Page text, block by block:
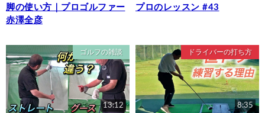
脚の使い方｜プロゴルファー
赤澤全彦
プロのレッスン #43
ゴルフの雑談
13:12
ドライバーの打ち方
8:35